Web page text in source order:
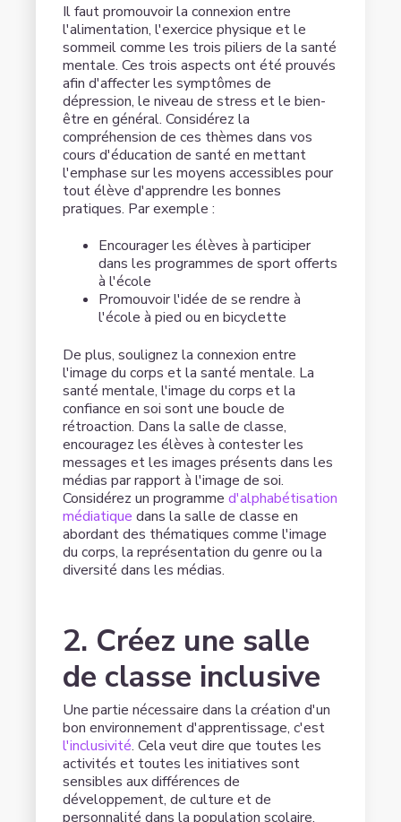
Il faut promouvoir la connexion entre
l'alimentation, l'exercice physique et le
sommeil comme les trois piliers de la santé
mentale. Ces trois aspects ont été prouvés
afin d'affecter les symptômes de
dépression, le niveau de stress et le bien-
être en général. Considérez la
compréhension de ces thèmes dans vos
cours d'éducation de santé en mettant
l'emphase sur les moyens accessibles pour
tout élève d'apprendre les bonnes
pratiques. Par exemple :
Encourager les élèves à participer
dans les programmes de sport offerts
à l'école
Promouvoir l'idée de se rendre à
l'école à pied ou en bicyclette
De plus, soulignez la connexion entre
l'image du corps et la santé mentale. La
santé mentale, l'image du corps et la
confiance en soi sont une boucle de
rétroaction. Dans la salle de classe,
encouragez les élèves à contester les
messages et les images présents dans les
médias par rapport à l'image de soi.
Considérez un programmed'alphabétisation
médiatique dans la salle de classe en
abordant des thématiques comme l'image
du corps, la représentation du genre ou la
diversité dans les médias.
2. Créez une salle
de classe inclusive
Une partie nécessaire dans la création d'un
bon environnement d'apprentissage, c'est
l'inclusivité. Cela veut dire que toutes les
activités et toutes les initiatives sont
sensibles aux différences de
développement, de culture et de
personnalité dans la population scolaire.